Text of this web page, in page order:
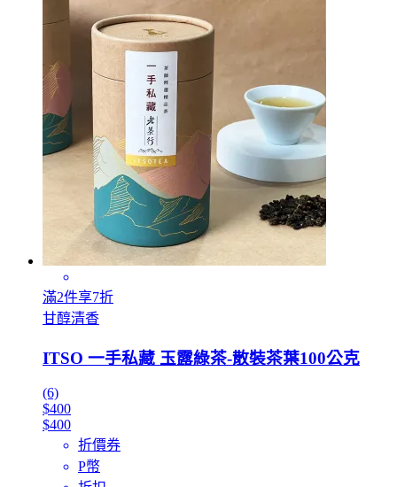
滿2件享7折
甘醇清香
ITSO 一手私藏 玉露綠茶-散裝茶葉100公克
(6)
$400
$400
折價券
P幣